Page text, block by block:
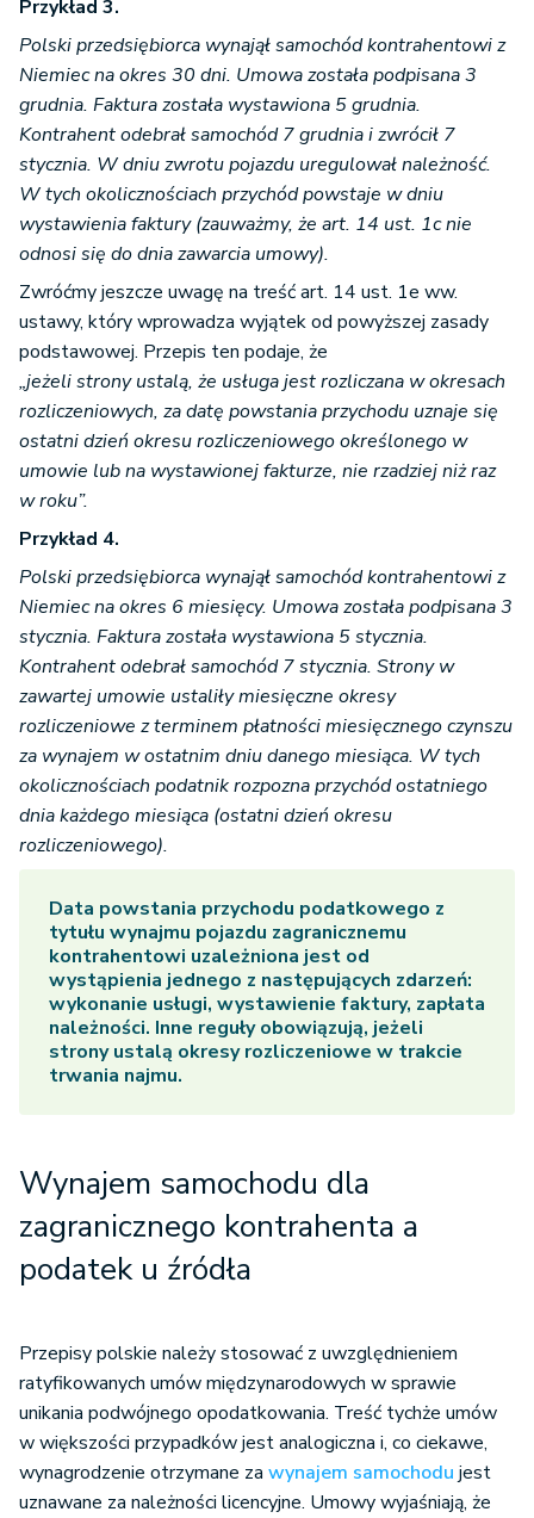
Przykład 3.
Polski przedsiębiorca wynajął samochód kontrahentowi z
Niemiec na okres 30 dni. Umowa została podpisana 3
grudnia. Faktura została wystawiona 5 grudnia.
Kontrahent odebrał samochód 7 grudnia i zwrócił 7
stycznia. W dniu zwrotu pojazdu uregulował należność.
W tych okolicznościach przychód powstaje w dniu
wystawienia faktury (zauważmy, że art. 14 ust. 1c nie
odnosi się do dnia zawarcia umowy).
Zwróćmy jeszcze uwagę na treść art. 14 ust. 1e ww.
ustawy, który wprowadza wyjątek od powyższej zasady
podstawowej. Przepis ten podaje, że
„jeżeli strony ustalą, że usługa jest rozliczana w okresach
rozliczeniowych, za datę powstania przychodu uznaje się
ostatni dzień okresu rozliczeniowego określonego w
umowie lub na wystawionej fakturze, nie rzadziej niż raz
w roku”.
Przykład 4.
Polski przedsiębiorca wynajął samochód kontrahentowi z
Niemiec na okres 6 miesięcy. Umowa została podpisana 3
stycznia. Faktura została wystawiona 5 stycznia.
Kontrahent odebrał samochód 7 stycznia. Strony w
zawartej umowie ustaliły miesięczne okresy
rozliczeniowe z terminem płatności miesięcznego czynszu
za wynajem w ostatnim dniu danego miesiąca. W tych
okolicznościach podatnik rozpozna przychód ostatniego
dnia każdego miesiąca (ostatni dzień okresu
rozliczeniowego).
Data powstania przychodu podatkowego z
tytułu wynajmu pojazdu zagranicznemu
kontrahentowi uzależniona jest od
wystąpienia jednego z następujących zdarzeń:
wykonanie usługi, wystawienie faktury, zapłata
należności. Inne reguły obowiązują, jeżeli
strony ustalą okresy rozliczeniowe w trakcie
trwania najmu.
Wynajem samochodu dla
zagranicznego kontrahenta a
podatek u źródła
Przepisy polskie należy stosować z uwzględnieniem
ratyfikowanych umów międzynarodowych w sprawie
unikania podwójnego opodatkowania. Treść tychże umów
w większości przypadków jest analogiczna i, co ciekawe,
wynagrodzenie otrzymane za wynajem samochodu jest
uznawane za należności licencyjne. Umowy wyjaśniają, że